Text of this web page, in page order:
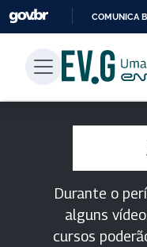
COMUNICA
Durante o
alguns
cursos